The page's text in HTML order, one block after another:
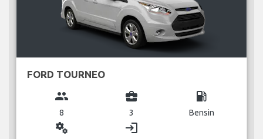
FORD TOURNEO
group
8
business_center
3
local_gas_station
Bensin
miscellaneous_services login